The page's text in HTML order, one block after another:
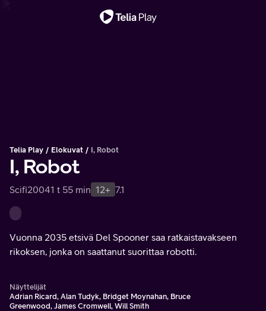
Telia Play Elokuvat I, Robot
I, Robot
Scifi20041 t 55 min 12+ 7.1
Vuonna 2035 etsivä Del Spooner saa ratkaistavakseen
rikoksen, jonka on saattanut suorittaa robotti.
Näyttelijät
Adrian Ricard, Alan Tudyk, Bridget Moynahan, Bruce
Greenwood, James Cromwell, Will Smith